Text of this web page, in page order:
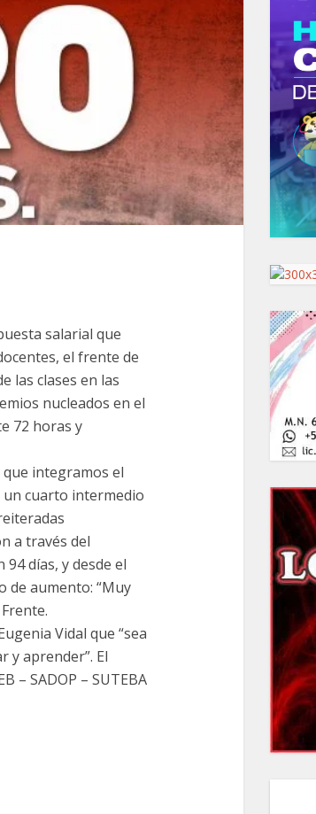
salarial que
el frente de
las clases en las
nucleados en el
72 horas y
integramos el
un cuarto intermedio
a través del
días, y desde el
de aumento: “Muy
Vidal que “sea
y aprender”. El
– SADOP – SUTEBA